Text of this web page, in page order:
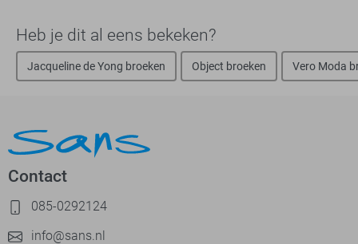
Heb je dit al eens bekeken?
Jacqueline de Yong broeken Object broeken Vero Moda
Contact
085-0292124
info@sans.nl